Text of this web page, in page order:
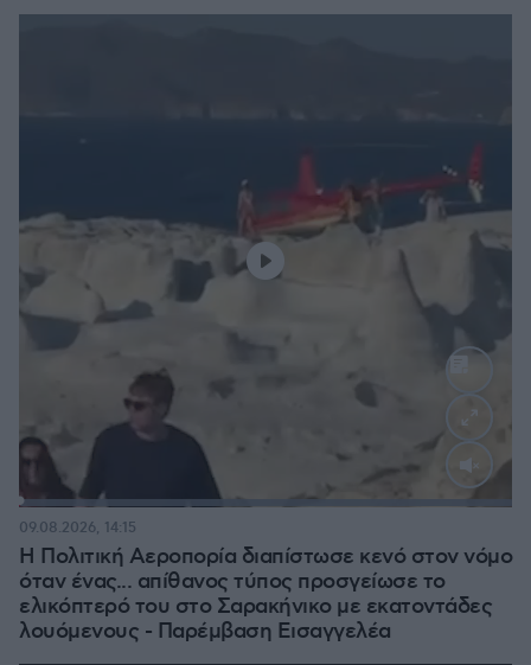
:
Η Πολιτική Αεροπορία διαπίστωσε κενό στον νόμο
όταν ένας... απίθανος τύπος προσγείωσε το
ελικόπτερό του στο Σαρακήνικο με εκατοντάδες
λουόμενους - Παρέμβαση Εισαγγελέα
09.08.2026, 14:15